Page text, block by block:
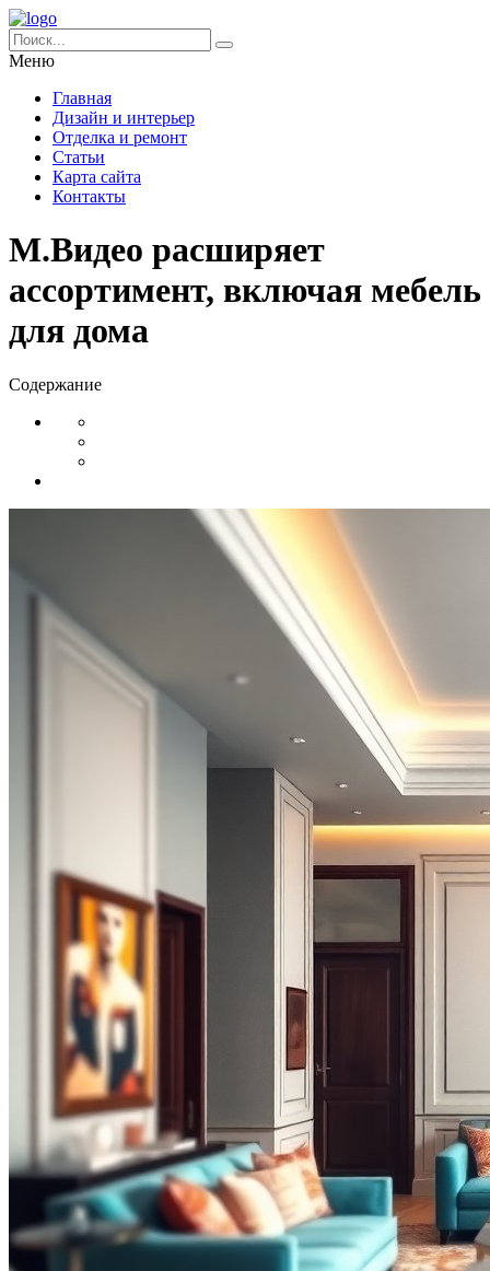
Меню
Главная
Дизайн и интерьер
Отделка и ремонт
Статьи
Карта сайта
Контакты
М.Видео расширяет
ассортимент, включая мебель
для дома
Содержание